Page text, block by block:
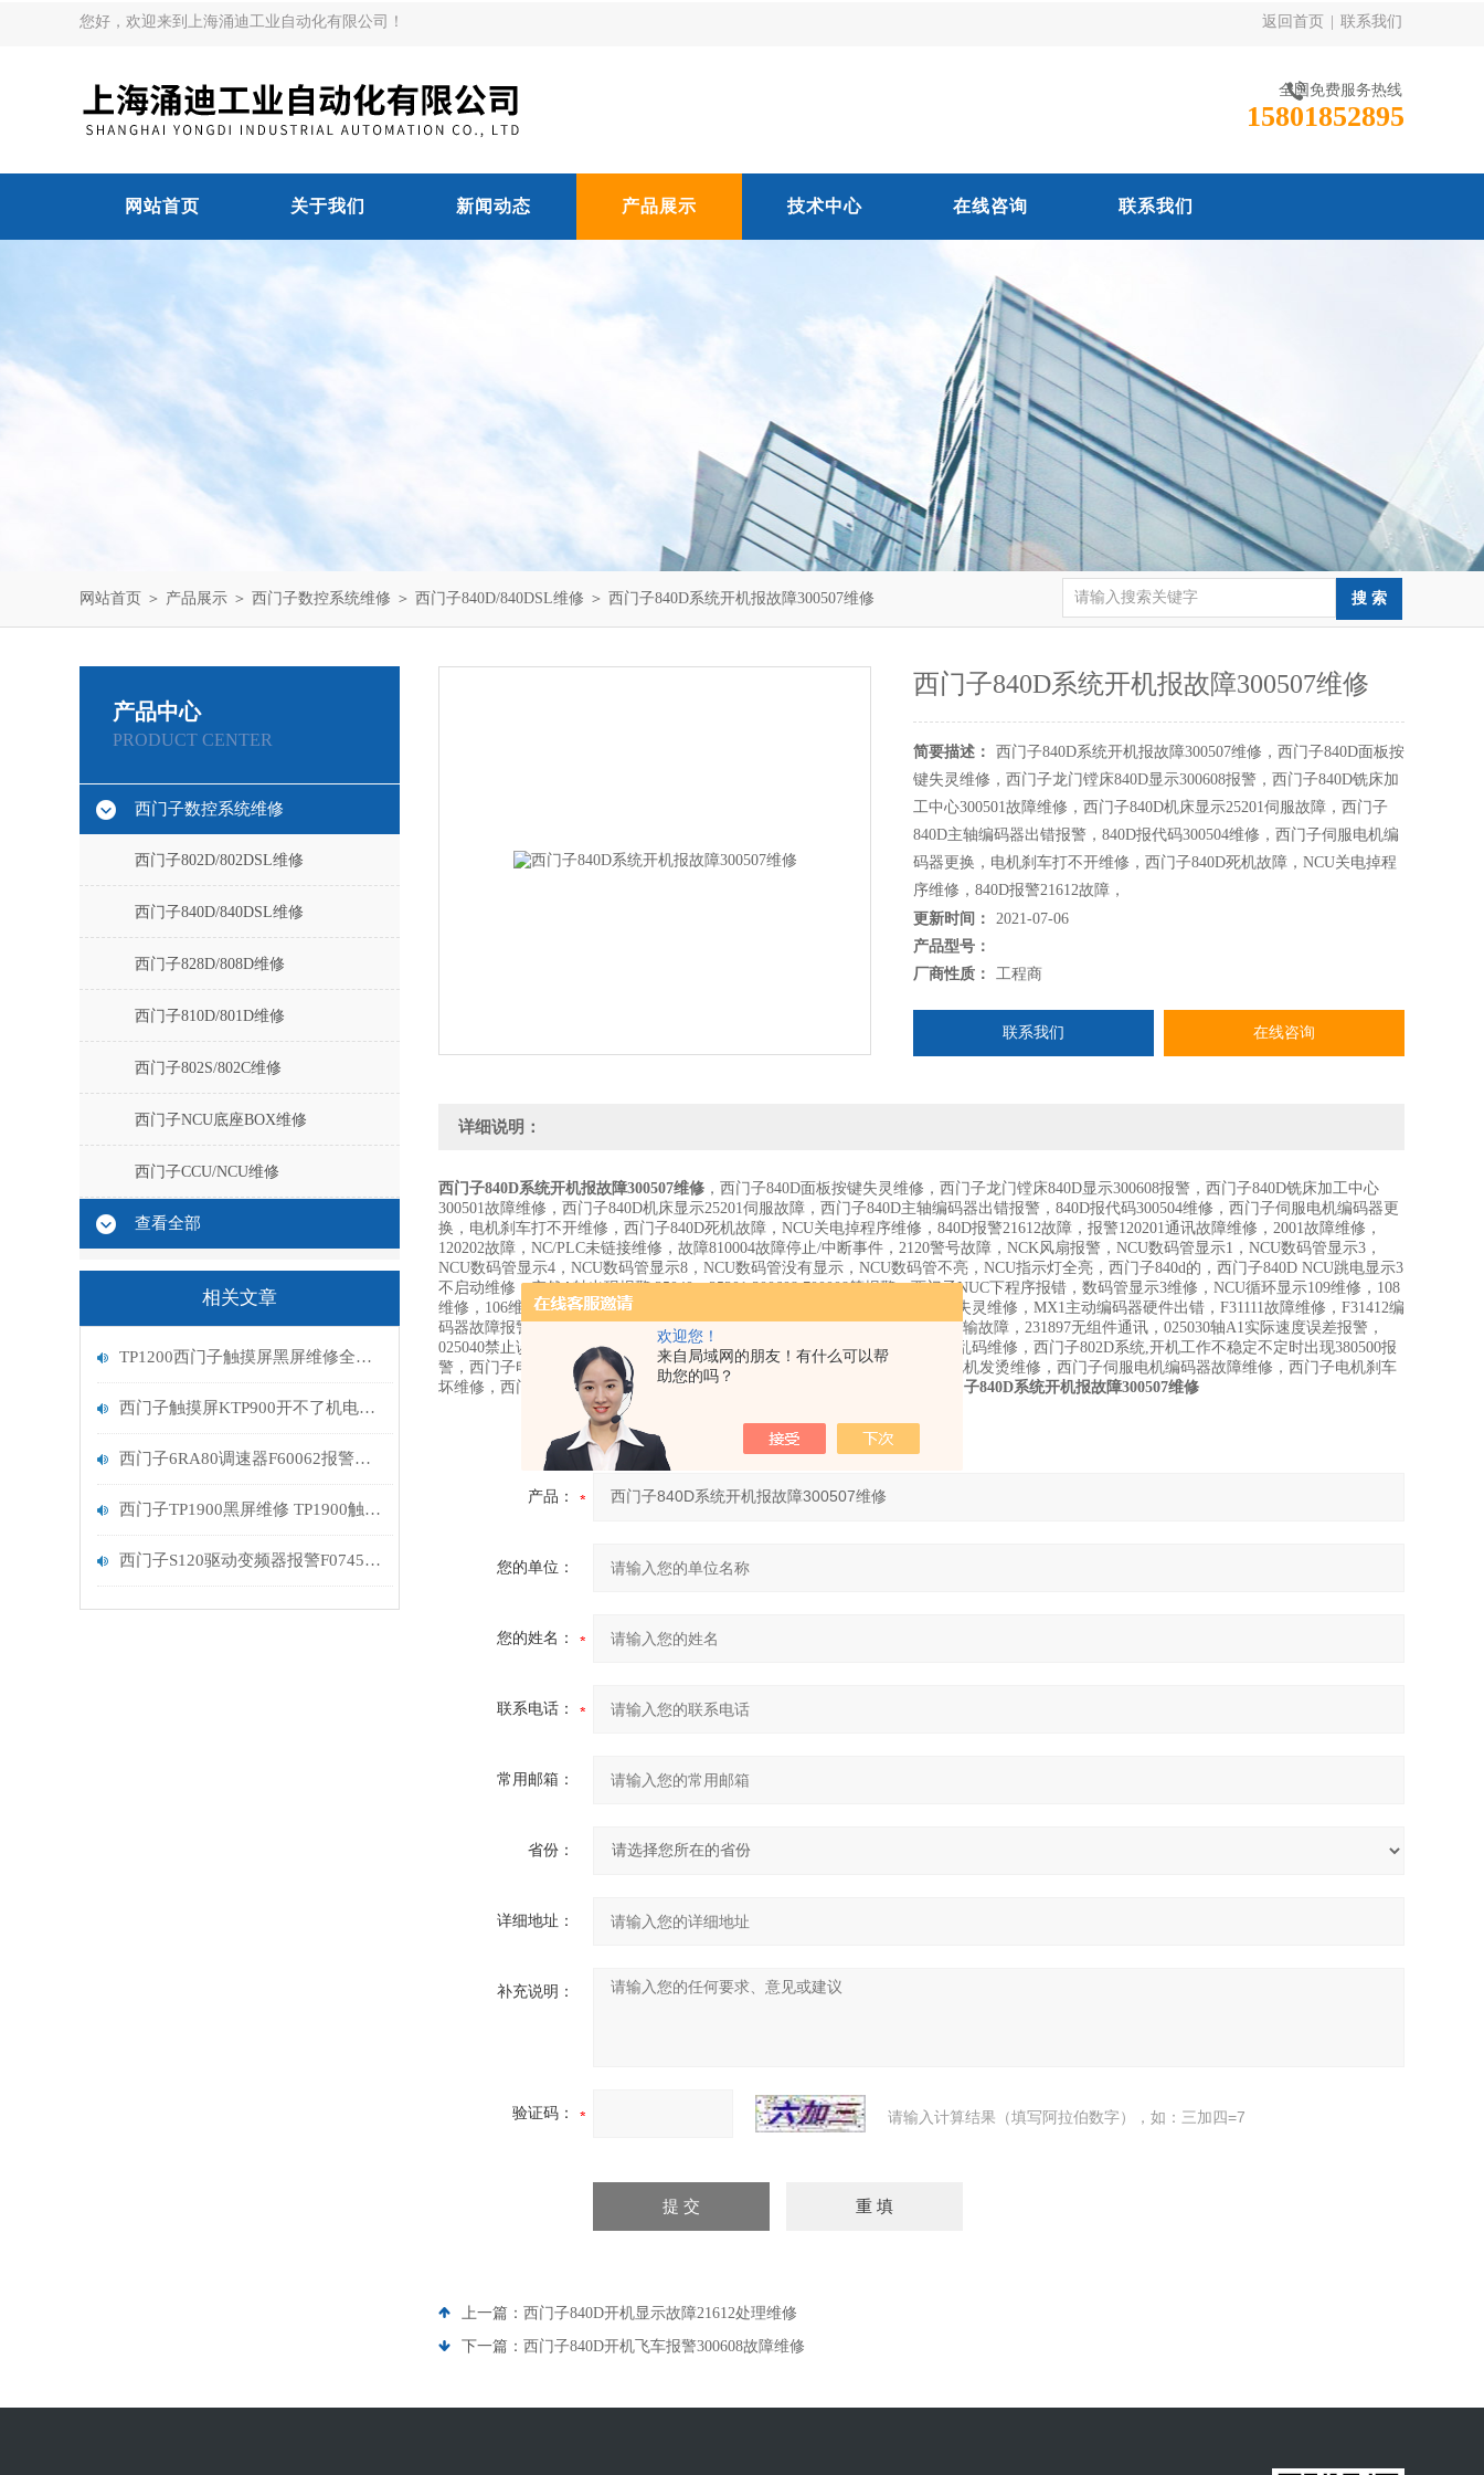
欢迎您！
来自局域网的朋友！有什么可以帮
助您的吗？
您好，欢迎来到上海涌迪工业自动化有限公司！ 返回首页 联系我们
全国免费服务热线
15801852895
网站首页 关于我们 新闻动态 产品展示 技术中心 在线咨询 联系我们
网站首页 ＞ 产品展示 ＞ 西门子数控系统维修 ＞ 西门子840D/840DSL维修 ＞ 西门子840D系统开机报故障300507维修
产品中心
PRODUCT CENTER
西门子数控系统维修
西门子802D/802DSL维修
西门子840D/840DSL维修
西门子828D/808D维修
西门子810D/801D维修
西门子802S/802C维修
西门子NCU底座BOX维修
西门子CCU/NCU维修
查看全部
相关文章
TP1200西门子触摸屏黑屏维修全攻略
西门子触摸屏KTP900开不了机电路板修复维修
西门子6RA80调速器F60062报警维修解决
西门子TP1900黑屏维修 TP1900触摸屏维修
西门子S120驱动变频器报警F07453故障维修排查
西门子840D系统开机报故障300507维修
简要描述：
西门子840D系统开机报故障300507维修，西门子840D面板按
键失灵维修，西门子龙门镗床840D显示300608报警，西门子840D铣床加
工中心300501故障维修，西门子840D机床显示25201伺服故障，西门子
840D主轴编码器出错报警，840D报代码300504维修，西门子伺服电机编
码器更换，电机刹车打不开维修，西门子840D死机故障，NCU关电掉程
序维修，840D报警21612故障，
更新时间：
2021-07-06
产品型号：
厂商性质：
工程商
联系我们 在线咨询
详细说明：
西门子840D系统开机报故障300507维修 ，西门子840D面板按键失灵维修，西门子龙门镗床840D显示300608报警，西门子840D铣床加工中心
300501故障维修，西门子840D机床显示25201伺服故障，西门子840D主轴编码器出错报警，840D报代码300504维修，西门子伺服电机编码器更
换，电机刹车打不开维修，西门子840D死机故障，NCU关电掉程序维修，840D报警21612故障，报警120201通讯故障维修，2001故障维修，
120202故障，NC/PLC未链接维修，故障810004故障停止/中断事件，2120警号故障，NCK风扇报警，NCU数码管显示1，NCU数码管显示3，
NCU数码管显示4，NCU数码管显示8，NCU数码管没有显示，NCU数码管不亮，NCU指示灯全亮，西门子840d的，西门子840D NCU跳电显示3
不启动维修，突然A轴出现报警:25040，25201,300608,700008等报警，西门子NUC下程序报错，数码管显示3维修，NCU循环显示109维修，108
维修，106维修，数控系统面板不启动维修，工控机不开机维修，操作屏按键失灵维修，MX1主动编码器硬件出错，F31111故障维修，F31412编
码器故障报警维修，207016轴A驱动4电机温度传感器，231885轴A循环数据传输故障，231897无组件通讯，025030轴A1实际速度误差报警，
025040禁止误差监控，21614达到硬件限制，操作显示面板维修，黑屏维修，乱码维修，西门子802D系统,开机工作不稳定不定时出现380500报
警，西门子电机维修，西门子主轴电机维修，西门子伺服电机维修，西门子电机发烫维修，西门子伺服电机编码器故障维修，西门子电机刹车
坏维修，西门子伺服马达离合器故障维修，进口伺服电机抱闸卡死维修，
西门子840D系统开机报故障300507维修
产品：
您的单位：
您的姓名：
联系电话：
常用邮箱：
省份：
详细地址：
补充说明：
验证码： 请输入计算结果（填写阿拉伯数字），如：三加四=7
上一篇： 西门子840D开机显示故障21612处理维修
下一篇： 西门子840D开机飞车报警300608故障维修